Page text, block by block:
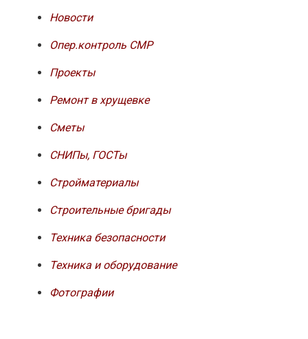
Новости
Опер.контроль СМР
Проекты
Ремонт в хрущевке
Сметы
СНИПы, ГОСТы
Стройматериалы
Строительные бригады
Техника безопасности
Техника и оборудование
Фотографии